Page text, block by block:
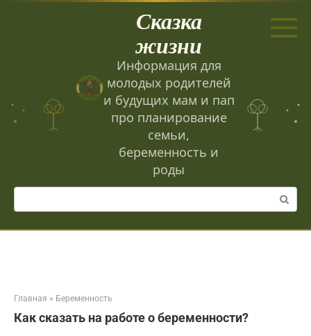
Сказка
жизни
Информация для
молодых родителей
и будущих мам и пап
про планирование
семьи,
беременность и
роды
Поиск:
Главная » Беременность
Как сказать на работе о беременности?